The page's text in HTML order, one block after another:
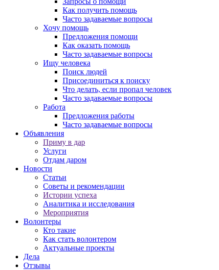
Как получить помощь
Часто задаваемые вопросы
Хочу помощь
Предложения помощи
Как оказать помощь
Часто задаваемые вопросы
Ищу человека
Поиск людей
Присоединиться к поиску
Что делать, если пропал человек
Часто задаваемые вопросы
Работа
Предложения работы
Часто задаваемые вопросы
Объявления
Приму в дар
Услуги
Отдам даром
Новости
Статьи
Советы и рекомендации
Истории успеха
Аналитика и исследования
Мероприятия
Волонтеры
Кто такие
Как стать волонтером
Актуальные проекты
Дела
Отзывы